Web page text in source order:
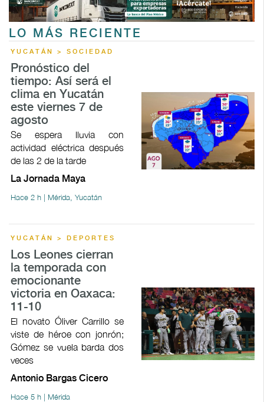
LO MÁS RECIENTE
YUCATÁN > SOCIEDAD
Pronóstico del
tiempo: Así será el
clima en Yucatán
este viernes 7 de
agosto
Se espera lluvia con
actividad eléctrica después
de las 2 de la tarde
La Jornada Maya
Hace 2 h | Mérida, Yucatán
YUCATÁN > DEPORTES
Los Leones cierran
la temporada con
emocionante
victoria en Oaxaca:
11-10
El novato Óliver Carrillo se
viste de héroe con jonrón;
Gómez se vuela barda dos
veces
Antonio Bargas Cicero
Hace 5 h | Mérida